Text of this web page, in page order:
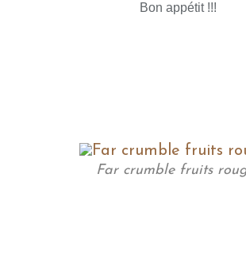
Bon appétit !!!
Far crumble fruits